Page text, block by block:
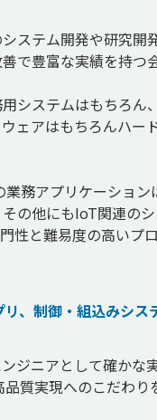
ステム開発や研究開
で豊富な実績を持つ会
システムはもちろん
ェアはもちろんハー
務アプリケーショ
の他にもIoT関連の
性と難易度の高いプ
、制御・組込みシ
ジニアとして確かな
質実現へのこだわ